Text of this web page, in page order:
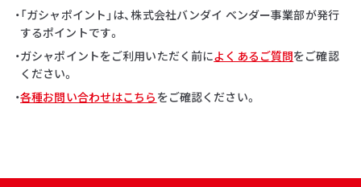
・「ガシャポイント」は、株式会社バンダイ ベンダー事業部が発行
するポイントです。
・ガシャポイントをご利用いただく前によくあるご質問をご確認
ください。
・各種お問い合わせはこちら をご確認ください。